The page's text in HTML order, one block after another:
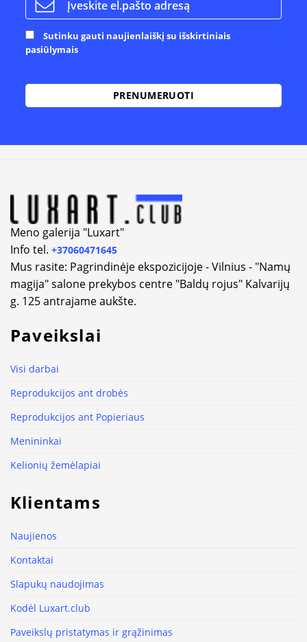
Sutinku gauti naujienlaiškį su išskirtiniais
pasiūlymais
Meno galerija "Luxart"
Info tel. +37060471645
Mus rasite: Pagrindinėje ekspozicijoje - Vilnius - "Namų
magija" salone prekybos centre "Baldų rojus" Kalvarijų
g. 125 antrajame aukšte.
Paveikslai
Visi darbai
Reprodukcijos ant drobės
Reprodukcijos ant Popieriaus
Menininkai
Kelionių žemėlapiai
Klientams
Naujienos
Kontaktai
Slapukų naudojimas
Kodėl Luxart.club
Paveikslų pristatymas ir grąžinimas